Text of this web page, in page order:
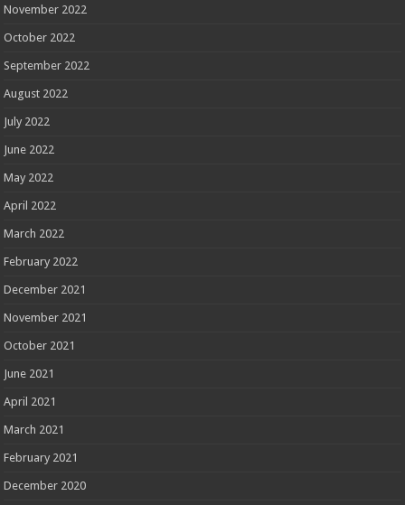
November 2022
October 2022
September 2022
August 2022
July 2022
June 2022
May 2022
April 2022
March 2022
February 2022
December 2021
November 2021
October 2021
June 2021
April 2021
March 2021
February 2021
December 2020